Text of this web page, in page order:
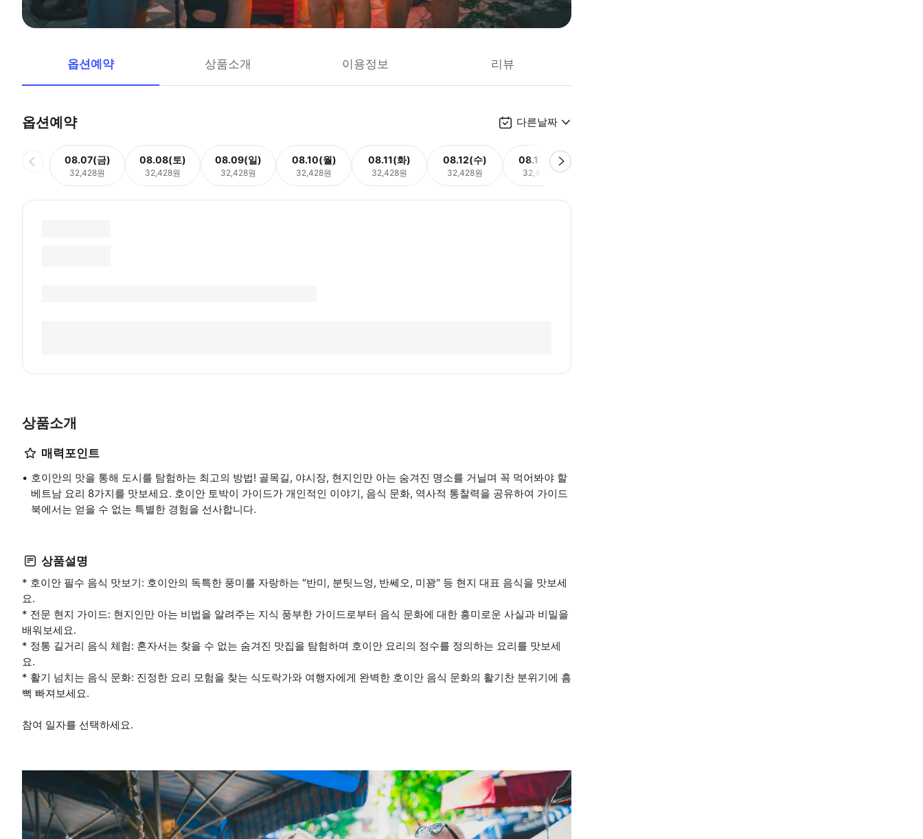
옵션예약 상품소개 이용정보 리뷰
옵션예약 다른날짜
08.07(금)
32,428원
08.08(토)
32,428원
08.09(일)
32,428원
08.10(월)
32,428원
08.11(화)
32,428원
08.12(수)
32,428원
08.13(목)
32,428원
상품소개
매력포인트
호이안의 맛을 통해 도시를 탐험하는 최고의 방법! 골목길, 야시장, 현지인만 아는 숨겨진 명소를 거닐며 꼭 먹어봐야 할
베트남 요리 8가지를 맛보세요. 호이안 토박이 가이드가 개인적인 이야기, 음식 문화, 역사적 통찰력을 공유하여 가이드
북에서는 얻을 수 없는 특별한 경험을 선사합니다.
상품설명
* 호이안 필수 음식 맛보기: 호이안의 독특한 풍미를 자랑하는 "반미, 분팃느엉, 반쎄오, 미꽝" 등 현지 대표 음식을 맛보세
요.
* 전문 현지 가이드: 현지인만 아는 비법을 알려주는 지식 풍부한 가이드로부터 음식 문화에 대한 흥미로운 사실과 비밀을
배워보세요.
* 정통 길거리 음식 체험: 혼자서는 찾을 수 없는 숨겨진 맛집을 탐험하며 호이안 요리의 정수를 정의하는 요리를 맛보세
요.
* 활기 넘치는 음식 문화: 진정한 요리 모험을 찾는 식도락가와 여행자에게 완벽한 호이안 음식 문화의 활기찬 분위기에 흠
뻑 빠져보세요.
참여 일자를 선택하세요.